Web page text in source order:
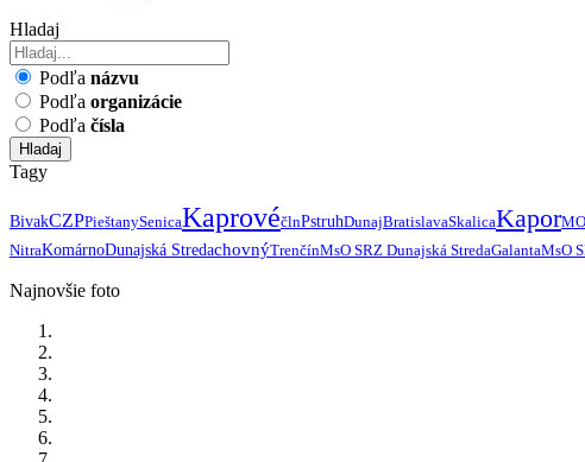
Hladaj
Podľa názvu
Podľa organizácie
Podľa čísla
Hladaj
Tagy
BivakCZPPieštanySenicaKaprovéčlnPstruhDunajBratislavaSkalicaKapor
NitraKomárnoDunajská StredachovnýTrenčínMsO SRZ Dunajská StredaGalantaMsO
Najnovšie foto